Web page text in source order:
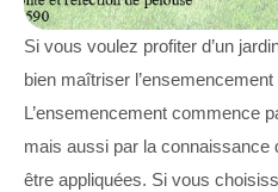
Si vous voulez profiter d’un
bien maîtriser
L’ensemencement commence
mais aussi par la connaissance
être appliquées. Si vous